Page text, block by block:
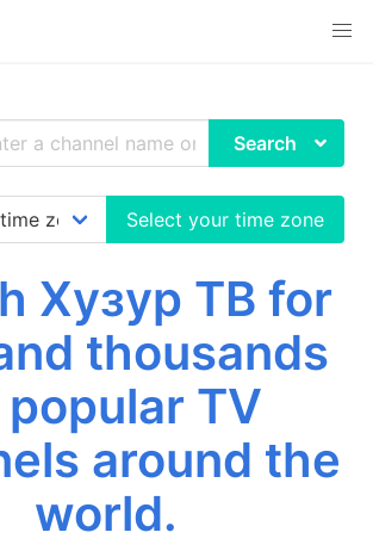
Search
Select your time zone
Хузур ТВ for
thousands
TV
around the
world.